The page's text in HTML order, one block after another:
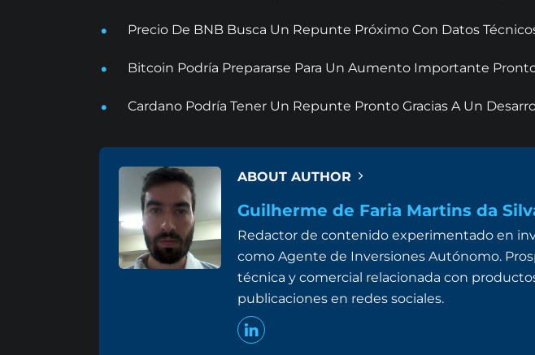
Precio De BNB Busca Un Repunte Próximo Con Datos
Bitcoin Podría Prepararse Para Un Aumento Importante
Cardano Podría Tener Un Repunte Pronto Gracias A Un
ABOUT AUTHOR
Guilherme de Faria Martins da
Redactor de contenido experimentado en
como Agente de Inversiones Autónomo.
técnica y comercial relacionada con
publicaciones en redes sociales.